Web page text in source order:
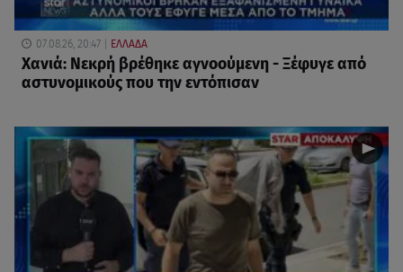
07.08.26, 20:47 ΕΛΛΑΔΑ
Χανιά: Νεκρή βρέθηκε αγνοούμενη - Ξέφυγε από
αστυνομικούς που την εντόπισαν